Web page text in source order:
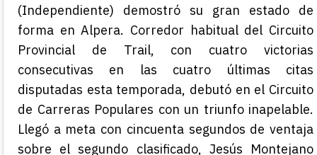
(Independiente) demostró su gran estado de
forma en Alpera. Corredor habitual del Circuito
Provincial de Trail, con cuatro victorias
consecutivas en las cuatro últimas citas
disputadas esta temporada, debutó en el Circuito
de Carreras Populares con un triunfo inapelable.
Llegó a meta con cincuenta segundos de ventaja
sobre el segundo clasificado, Jesús Montejano